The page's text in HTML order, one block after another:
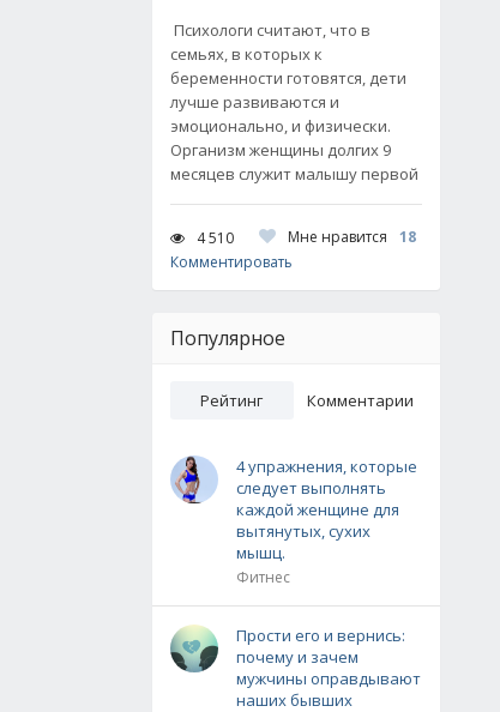
Психологи считают, что в
семьях, в которых к
беременности готовятся, дети
лучше развиваются и
эмоционально, и физически.
Организм женщины долгих 9
месяцев служит малышу первой
4 510 Мне нравится
18
Комментировать
Популярное
Рейтинг Комментарии
4 упражнения, которые
следует выполнять
каждой женщине для
вытянутых, сухих
мышц.
Фитнес
Прости его и вернись:
почему и зачем
мужчины оправдывают
наших бывших